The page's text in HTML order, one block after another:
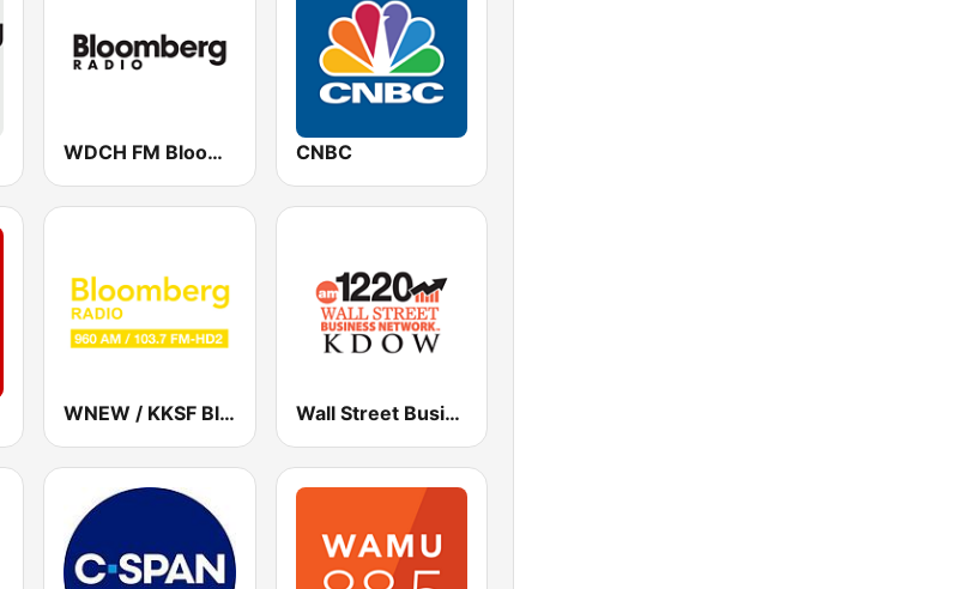
WDCH FM Bloomberg Radio 99.1 CNBC
WNEW / KKSF Bloomberg 960 and 103.7 HD2 Wall Street Business Network KDOW 1220 AM